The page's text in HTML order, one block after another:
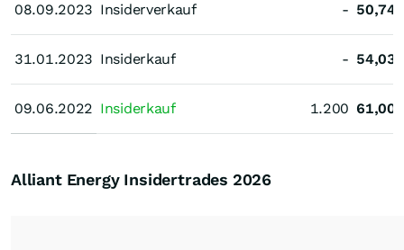
08.09.2023
31.01.2023
09.06.2022
08.09.2023 Insiderverkauf - 50,74
31.01.2023 Insiderkauf - 54,03
09.06.2022 Insiderkauf 1.200 61,00
Alliant Energy Insidertrades 2026